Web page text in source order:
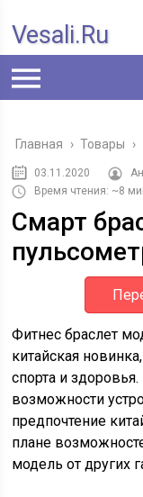
Vesali.ru
Главная › Товары ›
03.11.2020
Время чтения: ~8
Смарт
Фитнес браслет
китайская
спорта и
возможности
предпочтение
плане
модель от других